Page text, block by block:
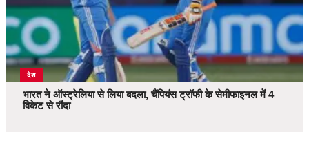
देश
भारत ने ऑस्ट्रेलिया से लिया बदला, चैंपियंस ट्रॉफी के सेमीफाइनल में 4
विकेट से रौंदा